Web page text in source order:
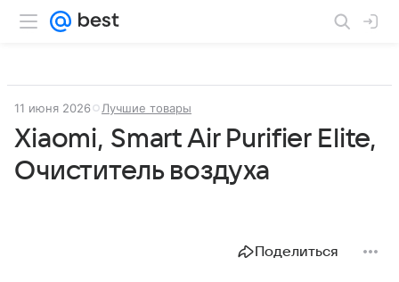
11 июня 2026 Лучшие товары
Xiaomi, Smart Air Purifier Elite,
Очиститель воздуха
Поделиться